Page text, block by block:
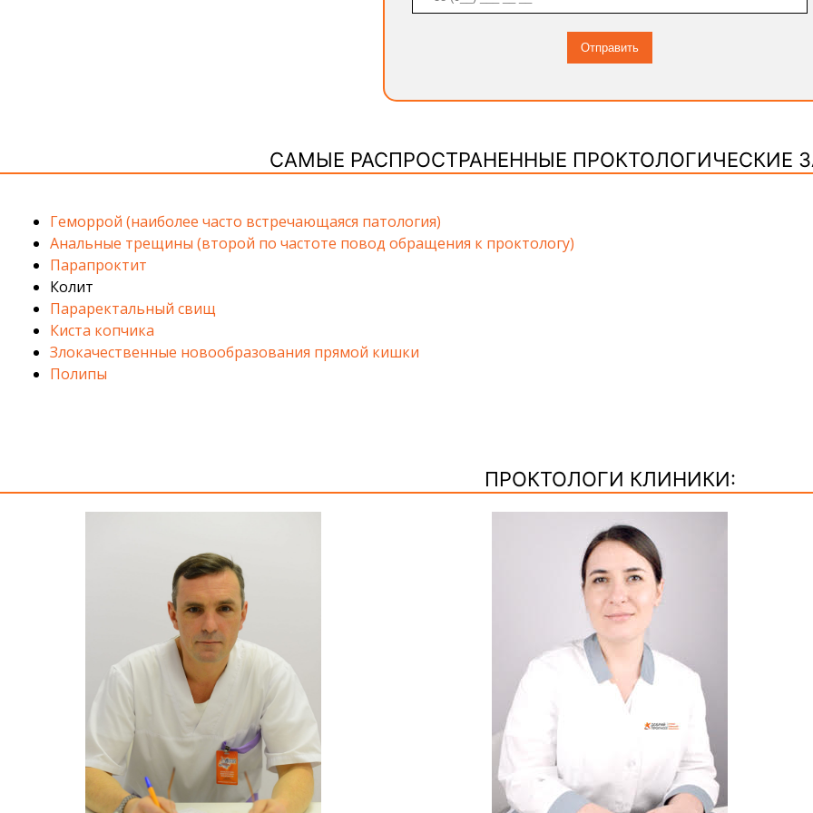
САМЫЕ РАСПРОСТРАНЕННЫЕ ПРОКТОЛОГИЧЕСКИЕ
Геморрой (наиболее часто встречающаяся патология)
Анальные трещины (второй по частоте повод обращения к проктологу)
Парапроктит
Колит
Параректальный свищ
Киста копчика
Злокачественные новообразования прямой кишки
Полипы
ПРОКТОЛОГИ КЛИНИКИ: